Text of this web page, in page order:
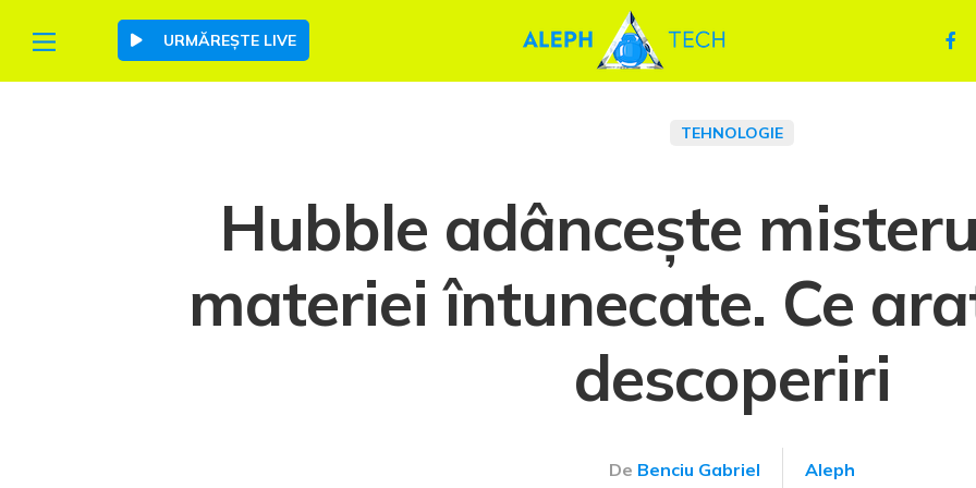
URMĂREȘTE LIVE
TEHNOLOGIE
Hubble adâncește
materiei întunecate. Ce
descoperiri
De Benciu Gabriel Aleph